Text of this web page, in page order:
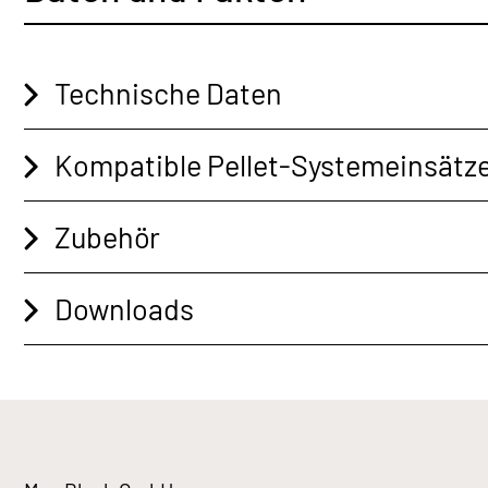
Technische Daten
Kompatible Pellet-
Zubehör
Downloads